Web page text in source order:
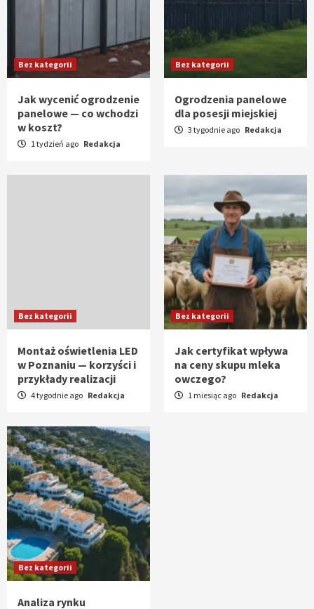
Bez kategorii
Jak wycenić ogrodzenie
panelowe — co wchodzi
w koszt?
1 tydzień ago Redakcja
Bez kategorii
Ogrodzenia panelowe
dla posesji miejskiej
3 tygodnie ago Redakcja
Bez kategorii
Montaż oświetlenia LED
w Poznaniu — korzyści i
przykłady realizacji
4 tygodnie ago Redakcja
Bez kategorii
Jak certyfikat wpływa
na ceny skupu mleka
owczego?
1 miesiąc ago Redakcja
Bez kategorii
Analiza rynku